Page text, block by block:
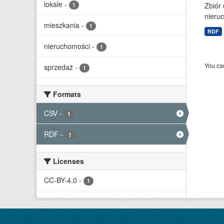
lokale - 1
mieszkania - 1
nieruchomości - 1
sprzedaż - 1
Formats
CSV - 1
RDF - 1
Licenses
CC-BY-4.0 - 1
Zbiór
RDF
You